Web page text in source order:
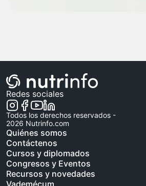
Redes sociales
Todos los derechos reservados -
2026 Nutrinfo.com
Quiénes somos
Contáctenos
Cursos y diplomados
Congresos y Eventos
Recursos y novedades
Vademécum